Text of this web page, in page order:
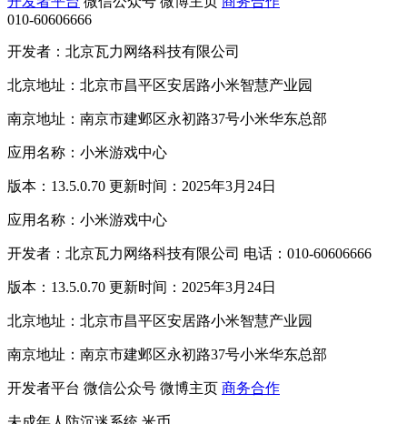
010-60606666
开发者：北京瓦力网络科技有限公司
北京地址：北京市昌平区安居路小米智慧产业园
南京地址：南京市建邺区永初路37号小米华东总部
应用名称：小米游戏中心
版本：13.5.0.70 更新时间：2025年3月24日
应用名称：小米游戏中心
开发者：北京瓦力网络科技有限公司 电话：010-60606666
版本：13.5.0.70 更新时间：2025年3月24日
北京地址：北京市昌平区安居路小米智慧产业园
南京地址：南京市建邺区永初路37号小米华东总部
开发者平台 微信公众号 微博主页 商务合作